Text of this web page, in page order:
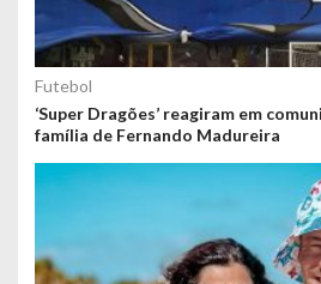
Futebol
‘Super Dragões’ reagiram em
família de Fernando Madureira